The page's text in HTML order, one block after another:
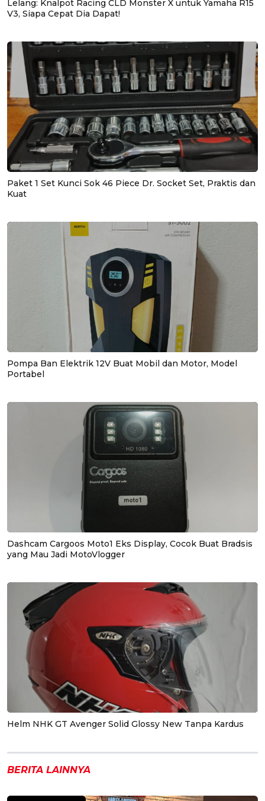
Lelang: Knalpot Racing CLD Monster X untuk Yamaha R15
V3, Siapa Cepat Dia Dapat!
Paket 1 Set Kunci Sok 46 Piece Dr. Socket Set, Praktis dan
Kuat
Pompa Ban Elektrik 12V Buat Mobil dan Motor, Model
Portabel
Dashcam Cargoos Moto1 Eks Display, Cocok Buat Bradsis
yang Mau Jadi MotoVlogger
Helm NHK GT Avenger Solid Glossy New Tanpa Kardus
BERITA LAINNYA